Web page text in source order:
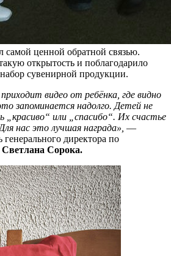
самой ценной обратной связью.
открытость и поблагодарило
сувенирной продукции.
приходит видео от ребёнка, где видно
запоминается надолго. Детей не
„красиво“ или „спасибо“. Их счастье
нас это лучшая награда», —
генерального директора по
Светлана Сорока.